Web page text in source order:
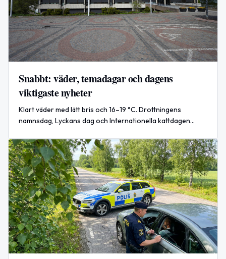
Snabbt: väder, temadagar och dagens
viktigaste nyheter
Klart väder med lätt bris och 16–19 °C. Drottningens
namnsdag, Lyckans dag och Internationella kattdagen
Saudiarabien, Turkiet och Pakistan.